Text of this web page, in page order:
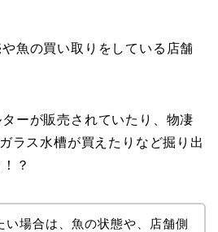
魚の買い取りをしている店舗
ーが販売されていたり、物凄
ラス水槽が買えたりなど掘り出
？
い場合は、魚の状態や、店舗側